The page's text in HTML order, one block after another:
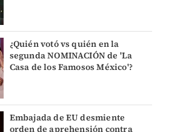
¿Quién votó vs quién en la
segunda NOMINACIÓN de 'La
Casa de los Famosos México'?
Embajada de EU desmiente
orden de aprehensión contra